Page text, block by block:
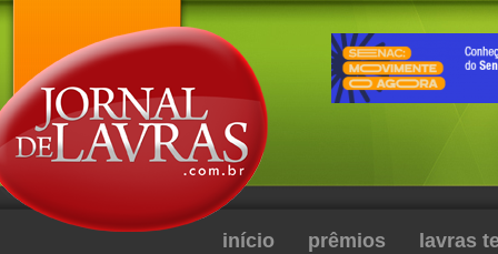
início prêmios lavras